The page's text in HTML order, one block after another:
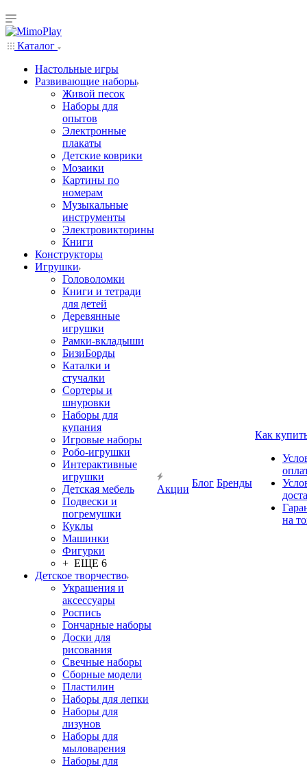
Каталог
Настольные игры
Развивающие наборы
Живой песок
Наборы для
опытов
Электронные
плакаты
Детские коврики
Мозаики
Картины по
номерам
Музыкальные
инструменты
Электровикторины
Книги
Конструкторы
Игрушки
Головоломки
Книги и тетради
для детей
Деревянные
игрушки
Рамки-вкладыши
БизиБорды
Каталки и
стучалки
Сортеры и
шнуровки
Наборы для
купания
Игровые наборы
Робо-игрушки
Интерактивные
игрушки
Детская мебель
Подвески и
погремушки
Куклы
Машинки
Фигурки
+ ЕЩЕ 6
Детское творчество
Украшения и
аксессуары
Роспись
Гончарные наборы
Доски для
рисования
Свечные наборы
Сборные модели
Пластилин
Наборы для лепки
Наборы для
лизунов
Наборы для
мыловарения
Наборы для
Акции
Блог Бренды
Как
на